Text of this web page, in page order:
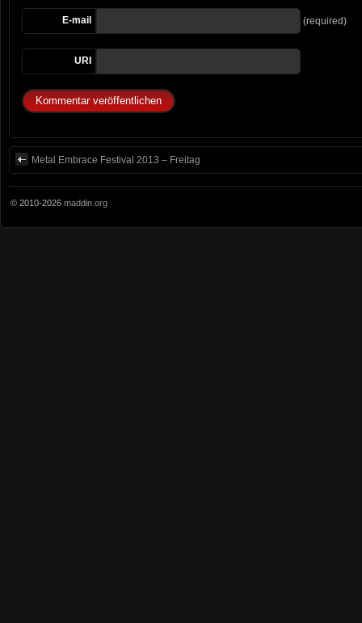
E-mail (required)
URI
Metal Embrace Festival 2013 – Freitag
© 2010-2026 maddin.org